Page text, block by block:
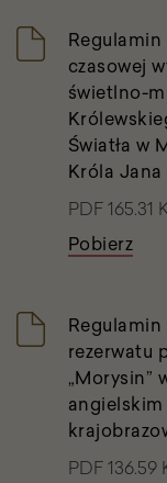
Regulamin
czasowej
świetlno-
Światła w
Króla
PDF 165.31
Pobierz
rezerwatu
„Morysin”
PDF 136.59